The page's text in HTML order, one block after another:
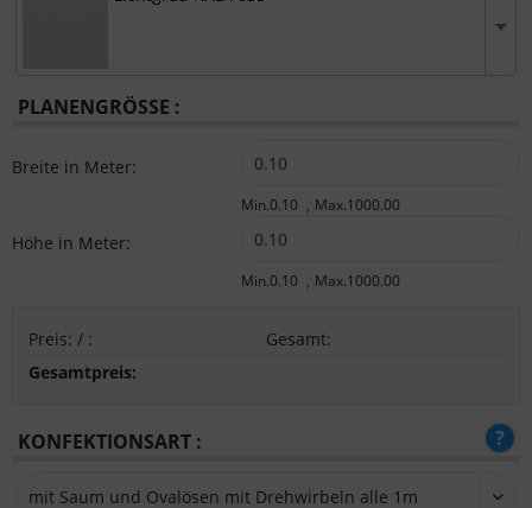
PLANENGRÖSSE :
Breite in Meter:
Min.0.10 Max.1000.00
Höhe in Meter:
Min.0.10 Max.1000.00
Preis: / : Gesamt:
Gesamtpreis:
KONFEKTIONSART :